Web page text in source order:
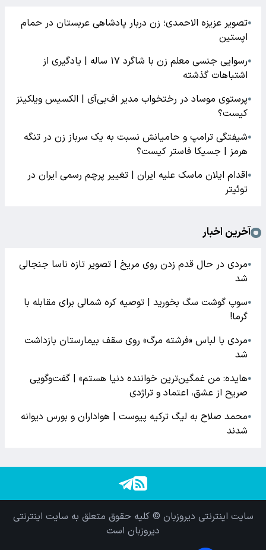
●تصویر عزیزه الاحمدی؛ زن دربار پادشاهی عربستان در حمام
اپستین
●
رسوایی جنسی معلم زن با شاگرد ۱۷ ساله | یادگیری از
اشتباهات گذشته
●پرستوی موساد در رختخواب مدیر اف‌بی‌آی | الکسیس ویلکینز
کیست؟
●شیفتگی ترامپ و حامیانش نسبت به یک سرباز زن در تنگه
هرمز | جسیکا فاستر کیست؟
●اقدام ایلان ماسک علیه ایران | تغییر پرچم رسمی ایران در
توئیتر
آخرین اخبار
●مردی در حال قدم زدن روی مریخ | تصویر تازه ناسا جنجالی
شد
●سوپ گوشت سگ بخورید | توصیه کره شمالی برای مقابله با
گرما!
●مردی با لباس «فرشته مرگ» روی سقف بیمارستان بازداشت
شد
●هایده: من غمگین‌ترین خواننده دنیا هستم» | گفت‌وگویی
صریح از عشق، اعتماد و تراژدی
●محمد صلاح به لیگ ترکیه پیوست | هواداران و بورس دیوانه
شدند
سایت اینترنتی دیروزبان © کلیه حقوق متعلق به سایت اینترنتی
دیروزبان است